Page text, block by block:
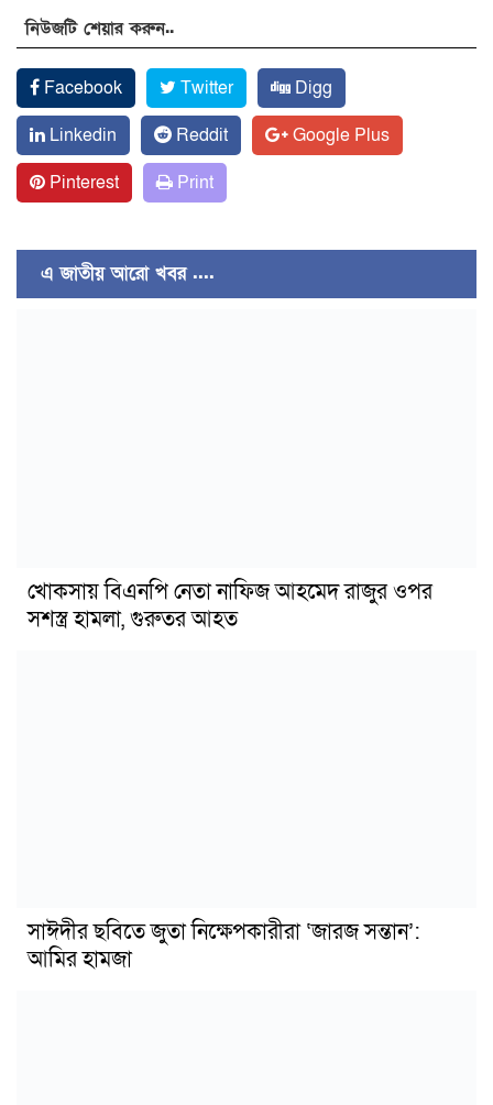
নিউজটি শেয়ার করুন..
Facebook Twitter
Digg
Linkedin
Reddit
Google Plus
Pinterest
Print
এ জাতীয় আরো খবর ....
খোকসায় বিএনপি নেতা নাফিজ আহমেদ রাজুর ওপর
সশস্ত্র হামলা, গুরুতর আহত
সাঈদীর ছবিতে জুতা নিক্ষেপকারীরা ‘জারজ সন্তান’:
আমির হামজা